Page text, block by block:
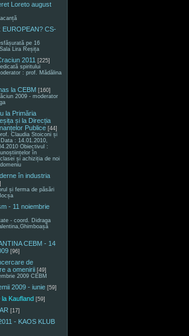
Loreto august
EUROPEAN? CS-
pe 16
Lira Reșița
2011 [225]
spiritului
: prof. Mădălina
la CEBM [160]
2009 - moderator
la Primăria
și la Direcția
Publice [44]
Claudia Stoiconi și
Data : 14.01.2010,
Obiectivul :
în
și achiziția de noi
în industria
și ferma de păsări
- 11 noiembrie
- coord. Didraga
CEBM - 14
[96]
de
a omenirii [49]
2009 CEBM
2009 - iunie [59]
Kaufland [59]
[17]
- KAOS KLUB